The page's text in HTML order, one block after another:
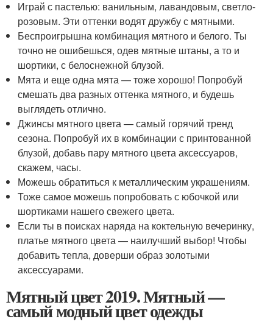
Играй с пастелью: ванильным, лавандовым, светло-
розовым. Эти оттенки водят дружбу с мятными.
Беспроигрышна комбинация мятного и белого. Ты
точно не ошибешься, одев мятные штаны, а то и
шортики, с белоснежной блузой.
Мята и еще одна мята — тоже хорошо! Попробуй
смешать два разных оттенка мятного, и будешь
выглядеть отлично.
Джинсы мятного цвета — самый горячий тренд
сезона. Попробуй их в комбинации с принтованной
блузой, добавь пару мятного цвета аксессуаров,
скажем, часы.
Можешь обратиться к металлическим украшениям.
Тоже самое можешь попробовать с юбочкой или
шортиками нашего свежего цвета.
Если ты в поисках наряда на коктельную вечеринку,
платье мятного цвета — наилучший выбор! Чтобы
добавить тепла, доверши образ золотыми
аксессуарами.
Мятный цвет 2019. Мятный —
самый модный цвет одежды